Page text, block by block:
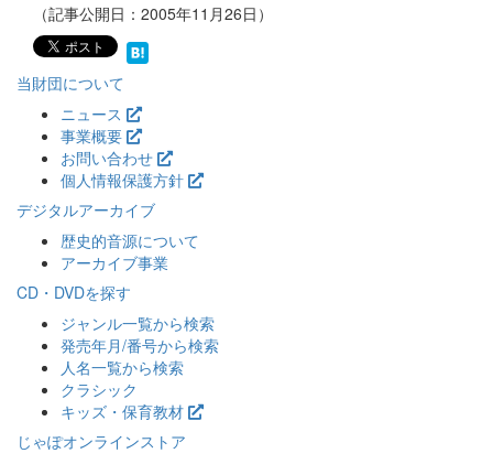
（記事公開日：2005年11月26日）
当財団について
ニュース
事業概要
お問い合わせ
個人情報保護方針
デジタルアーカイブ
歴史的音源について
アーカイブ事業
CD・DVDを探す
ジャンル一覧から検索
発売年月/番号から検索
人名一覧から検索
クラシック
キッズ・保育教材
じゃぽオンラインストア